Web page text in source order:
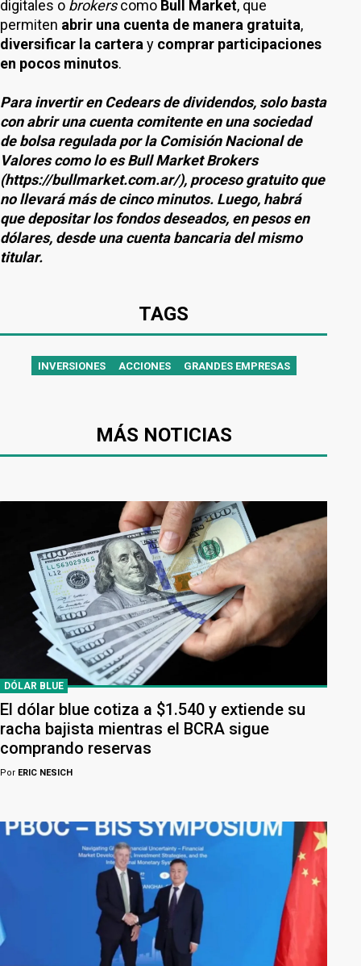
digitales o brokerscomo Bull Market, que
permiten abrir una cuenta de manera gratuita,
diversificar la cartera y comprar participaciones
en pocos minutos.
Para invertir en Cedears de dividendos, solo basta
con abrir una cuenta comitente en una sociedad
de bolsa regulada por la Comisión Nacional de
Valores como lo es Bull Market Brokers
(https://bullmarket.com.ar/), proceso gratuito que
no llevará más de cinco minutos. Luego, habrá
que depositar los fondos deseados, en pesos en
dólares, desde una cuenta bancaria del mismo
titular.
TAGS
INVERSIONES ACCIONES GRANDES EMPRESAS
MÁS NOTICIAS
DÓLAR BLUE
El dólar blue cotiza a $1.540 y extiende su
racha bajista mientras el BCRA sigue
comprando reservas
Por ERIC NESICH